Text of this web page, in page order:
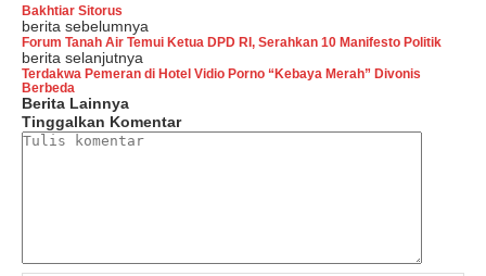
Bakhtiar Sitorus
berita sebelumnya
Forum Tanah Air Temui Ketua DPD RI, Serahkan 10 Manifesto Politik
berita selanjutnya
Terdakwa Pemeran di Hotel Vidio Porno “Kebaya Merah” Divonis
Berbeda
Berita Lainnya
Tinggalkan Komentar